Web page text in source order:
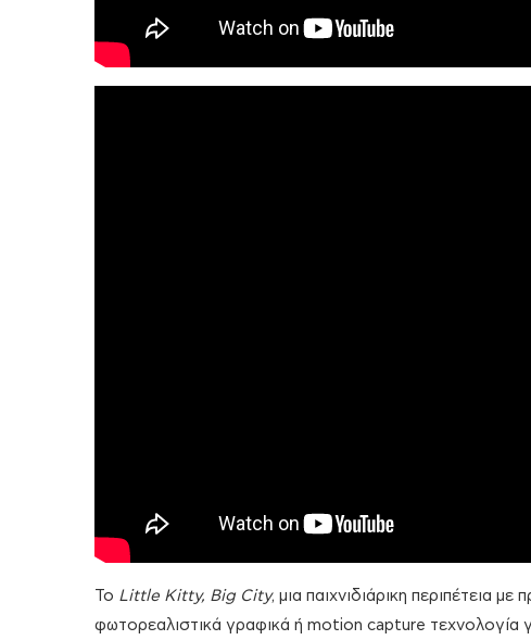
Το Little Kitty, Big City, μια παιχνιδιάρικη περιπέτεια
φωτορεαλιστικά γραφικά ή motion capture τεχνολογία